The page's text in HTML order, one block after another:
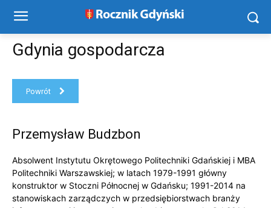
Gdynia gospodarcza
Powrót
Przemysław Budzbon
Absolwent Instytutu Okrętowego Politechniki Gdańskiej i MBA
Politechniki Warszawskiej; w latach 1979-1991 główny
konstruktor w Stoczni Północnej w Gdańsku; 1991-2014 na
stanowiskach zarządczych w przedsiębiorstwach branży